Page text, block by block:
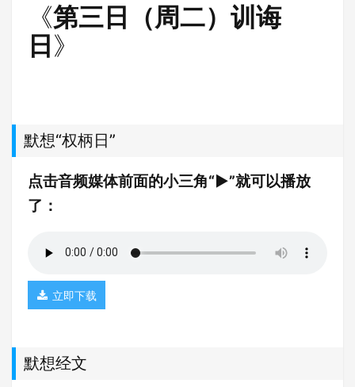
《第三日（周二）训诲
日》
默想“权柄日”
点击音频媒体前面的小三角“►”就可以播放
了：
立即下载
默想经文